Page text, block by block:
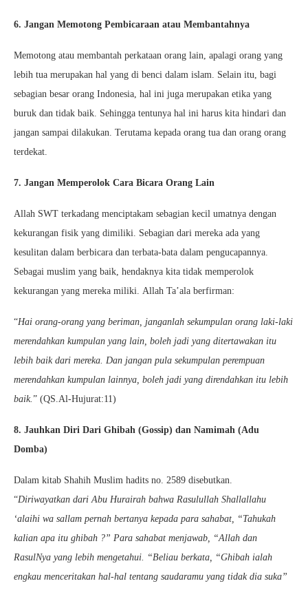
6. Jangan Memotong Pembicaraan atau Membantahnya
Memotong atau membantah perkataan orang lain, apalagi orang yang
lebih tua merupakan hal yang di benci dalam islam. Selain itu, bagi
sebagian besar orang Indonesia, hal ini juga merupakan etika yang
buruk dan tidak baik. Sehingga tentunya hal ini harus kita hindari dan
jangan sampai dilakukan. Terutama kepada orang tua dan orang orang
terdekat.
7. Jangan Memperolok Cara Bicara Orang Lain
Allah SWT terkadang menciptakam sebagian kecil umatnya dengan
kekurangan fisik yang dimiliki. Sebagian dari mereka ada yang
kesulitan dalam berbicara dan terbata-bata dalam pengucapannya.
Sebagai muslim yang baik, hendaknya kita tidak memperolok
kekurangan yang mereka miliki. Allah Ta’ala berfirman:
“Hai orang-orang yang beriman, janganlah sekumpulan orang laki-laki
merendahkan kumpulan yang lain, boleh jadi yang ditertawakan itu
lebih baik dari mereka. Dan jangan pula sekumpulan perempuan
merendahkan kumpulan lainnya, boleh jadi yang direndahkan itu lebih
baik.” (QS.Al-Hujurat:11)
8. Jauhkan Diri Dari Ghibah (Gossip) dan Namimah (Adu
Domba)
Dalam kitab Shahih Muslim hadits no. 2589 disebutkan.
“Diriwayatkan dari Abu Hurairah bahwa Rasulullah Shallallahu
‘alaihi wa sallam pernah bertanya kepada para sahabat, “Tahukah
kalian apa itu ghibah ?” Para sahabat menjawab, “Allah dan
RasulNya yang lebih mengetahui. “Beliau berkata, “Ghibah ialah
engkau menceritakan hal-hal tentang saudaramu yang tidak dia suka”